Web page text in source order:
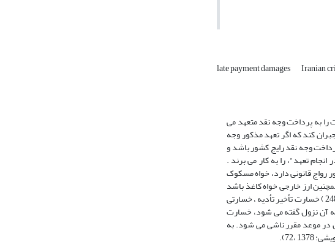
late payment damages Iranian
را به پرداخت وجه نقد متعهد می
کند که اگر تعهد مذکور وجه
وجه نقد رایج کشور باشد و
تعهد"، را به کار می برند .
رواج قانونى دارد، خواه مسکوک
ارز خارجى خواه کاغذ باشد
مانند پوند، دلار و فرانک و خواه مسکوک مانند لیره و روبل طلا، وجه نقد نیست و در رده ی جو، گندم، آهن و امثال آن، شناخته می شود (امامی:248،1372 ) خسارت تأخیر تأدیه ، خسارتی
آن نزول گفته می شود، خسارت
یاادای دین در موعد مقرر ناشی می شود. به
،72).